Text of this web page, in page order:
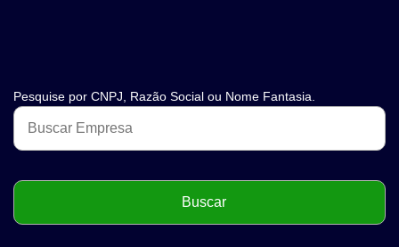
Pesquise por CNPJ, Razão Social ou Nome Fantasia.